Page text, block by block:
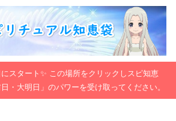
スタート✨ この場所をクリックしスピ知恵
・大明日」のパワーを受け取ってください。